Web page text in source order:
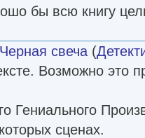
бы всю книгу
Черная свеча (
Возможно это
Гениального
сценах.